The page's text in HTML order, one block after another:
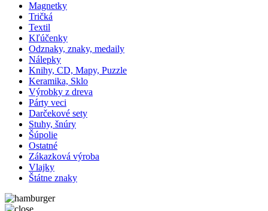
Magnetky
Tričká
Textil
Kľúčenky
Odznaky, znaky, medaily
Nálepky
Knihy, CD, Mapy, Puzzle
Keramika, Sklo
Výrobky z dreva
Párty veci
Darčekové sety
Stuhy, šnúry
Šúpolie
Ostatné
Zákazková výroba
Vlajky
Štátne znaky